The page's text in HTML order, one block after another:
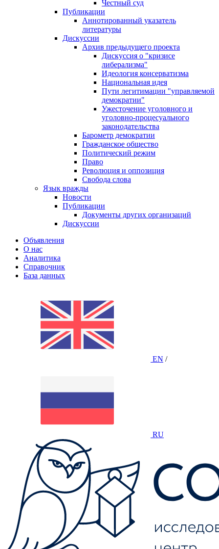
Честный суд
Публикации
Аннотированный указатель
литературы
Дискуссии
Архив предыдущего проекта
Дискуссия о "кризисе
либерализма"
Идеология консерватизма
Национальная идея
Пути легитимации "управляемой
демократии"
Ужесточение уголовного и
уголовно-процесуального
законодательства
Барометр демократии
Гражданское общество
Политический режим
Право
Революция и оппозиция
Свобода слова
Язык вражды
Новости
Публикации
Документы других организаций
Дискуссии
Объявления
О нас
Аналитика
Справочник
База данных
EN /
RU